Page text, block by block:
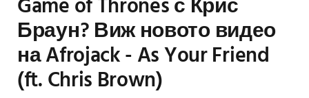
Game of Thrones с Крис
Браун? Виж новото видео
на Afrojack - As Your Friend
(ft. Chris Brown)